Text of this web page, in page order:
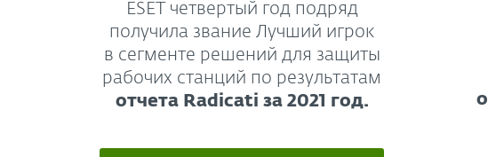
ESET четвертый год подряд
получила звание Лучший игрок
в сегменте решений для защиты
рабочих станций по результатам
отчета Radicati за 2021 год.